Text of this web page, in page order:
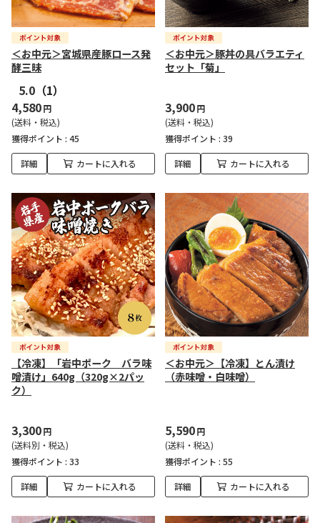
＜お中元＞宮城県産豚ロース発
酵三昧
5.0 （1）
4,580円
(送料・税込)
獲得ポイント : 45
詳細 カートに入れる
＜お中元＞豚丼の具バラエティ
セット「菊」
3,900円
(送料・税込)
獲得ポイント : 39
詳細 カートに入れる
【冷凍】「岩中ポーク バラ味
噌漬け」640g（320g×2パッ
ク）
3,300円
(送料別・税込)
獲得ポイント : 33
詳細 カートに入れる
＜お中元＞【冷凍】とん漬け
（赤味噌・白味噌）
5,590円
(送料・税込)
獲得ポイント : 55
詳細 カートに入れる